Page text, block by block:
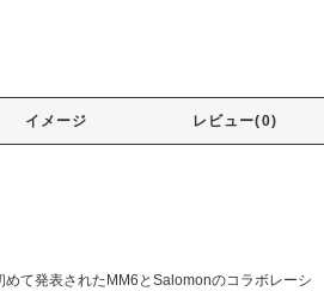
イメージ レビュー(0)
て発表されたMM6とSalomonのコラボレーシ